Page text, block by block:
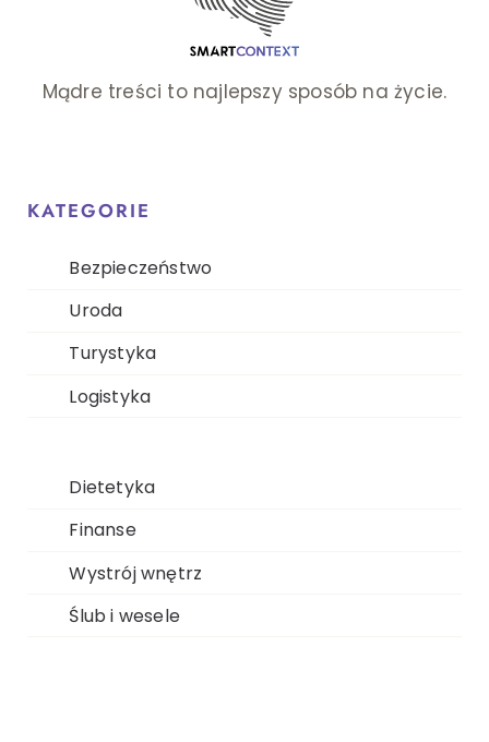
Mądre treści to najlepszy sposób na życie.
KATEGORIE
Bezpieczeństwo
Uroda
Turystyka
Logistyka
Dietetyka
Finanse
Wystrój wnętrz
Ślub i wesele